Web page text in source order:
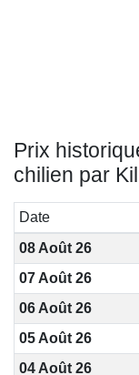
Prix
chilien par
Date
08 Août 26
07 Août 26
06 Août 26
05 Août 26
04 Août 26